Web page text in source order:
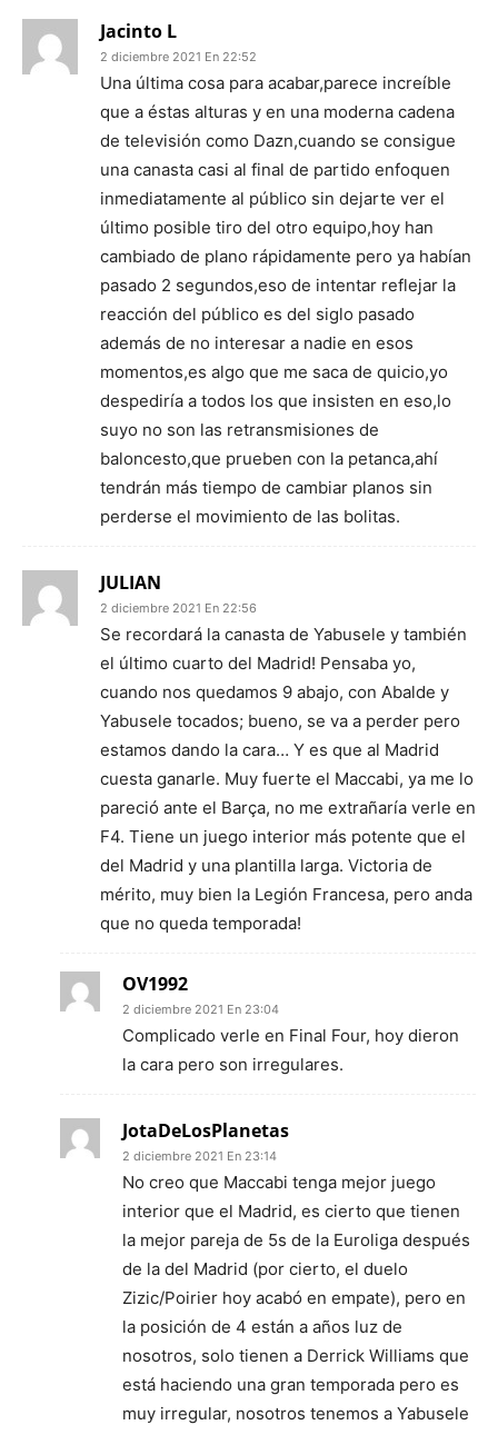
Jacinto L
2 diciembre 2021 En 22:52
Una última cosa para acabar,parece increíble
que a éstas alturas y en una moderna cadena
de televisión como Dazn,cuando se consigue
una canasta casi al final de partido enfoquen
inmediatamente al público sin dejarte ver el
último posible tiro del otro equipo,hoy han
cambiado de plano rápidamente pero ya habían
pasado 2 segundos,eso de intentar reflejar la
reacción del público es del siglo pasado
además de no interesar a nadie en esos
momentos,es algo que me saca de quicio,yo
despediría a todos los que insisten en eso,lo
suyo no son las retransmisiones de
baloncesto,que prueben con la petanca,ahí
tendrán más tiempo de cambiar planos sin
perderse el movimiento de las bolitas.
JULIAN
2 diciembre 2021 En 22:56
Se recordará la canasta de Yabusele y también
el último cuarto del Madrid! Pensaba yo,
cuando nos quedamos 9 abajo, con Abalde y
Yabusele tocados; bueno, se va a perder pero
estamos dando la cara… Y es que al Madrid
cuesta ganarle. Muy fuerte el Maccabi, ya me lo
pareció ante el Barça, no me extrañaría verle en
F4. Tiene un juego interior más potente que el
del Madrid y una plantilla larga. Victoria de
mérito, muy bien la Legión Francesa, pero anda
que no queda temporada!
OV1992
2 diciembre 2021 En 23:04
Complicado verle en Final Four, hoy dieron
la cara pero son irregulares.
JotaDeLosPlanetas
2 diciembre 2021 En 23:14
No creo que Maccabi tenga mejor juego
interior que el Madrid, es cierto que tienen
la mejor pareja de 5s de la Euroliga después
de la del Madrid (por cierto, el duelo
Zizic/Poirier hoy acabó en empate), pero en
la posición de 4 están a años luz de
nosotros, solo tienen a Derrick Williams que
está haciendo una gran temporada pero es
muy irregular, nosotros tenemos a Yabusele